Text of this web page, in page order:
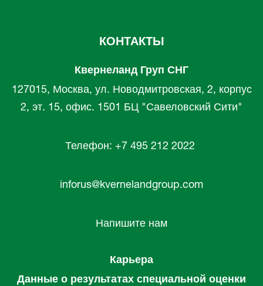
КОНТАКТЫ
Квернеланд Груп СНГ
127015, Москва, ул. Новодмитровская, 2, корпус
2, эт. 15, офис. 1501 БЦ "Савеловский Сити"
Телефон: +7 495 212 2022
inforus@kvernelandgroup.com
Напишите нам
Карьера
Данные о результатах специальной оценки